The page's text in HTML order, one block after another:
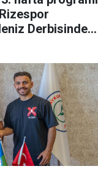
Derbisinde